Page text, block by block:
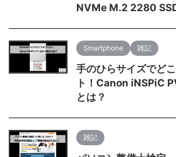
NVMe M.2 2280
Smartphone 雑記
手のひらサイズでど
ト！Canon iNSPiC
とは？
雑記